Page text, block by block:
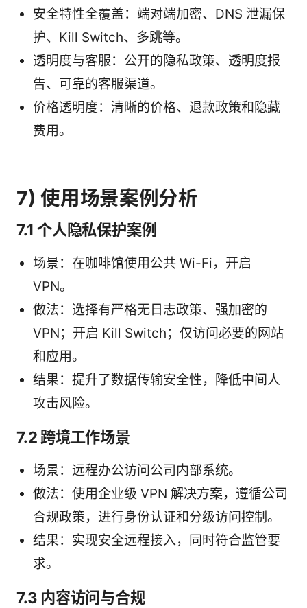
安全特性全覆盖：端对端加密、DNS 泄漏保
护、Kill Switch、多跳等。
透明度与客服：公开的隐私政策、透明度报
告、可靠的客服渠道。
价格透明度：清晰的价格、退款政策和隐藏
费用。
7) 使用场景案例分析
7.1 个人隐私保护案例
场景：在咖啡馆使用公共 Wi-Fi，开启
VPN。
做法：选择有严格无日志政策、强加密的
VPN；开启 Kill Switch；仅访问必要的网站
和应用。
结果：提升了数据传输安全性，降低中间人
攻击风险。
7.2 跨境工作场景
场景：远程办公访问公司内部系统。
做法：使用企业级 VPN 解决方案，遵循公司
合规政策，进行身份认证和分级访问控制。
结果：实现安全远程接入，同时符合监管要
求。
7.3 内容访问与合规